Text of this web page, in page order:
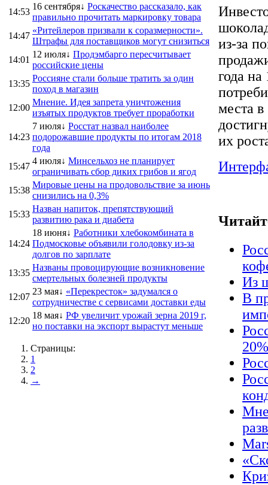
14:53
16 сентября↓ Роскачество рассказало, как
правильно прочитать маркировку товара
14:47
«Ритейлеров призвали к соразмерности».
Штрафы для поставщиков могут снизиться
14:01
12 июля↓ Продэмбарго пересчитывает
российские цены
13:35
Россияне стали больше тратить за один
поход в магазин
12:00
Мнение. Идея запрета уничтожения
изъятых продуктов требует проработки
14:23
7 июля↓ Росстат назвал наиболее
подорожавшие продукты по итогам 2018
года
15:47
4 июля↓ Минсельхоз не планирует
ограничивать сбор диких грибов и ягод
15:38
Мировые цены на продовольствие за июнь
снизились на 0,3%
15:33
Назван напиток, препятствующий
развитию рака и диабета
14:24
18 июня↓ Работники хлебокомбината в
Подмосковье объявили голодовку из-за
долгов по зарплате
13:35
Названы провоцирующие возникновение
смертельных болезней продукты
12:07
23 мая↓ «Перекресток» задумался о
сотрудничестве с сервисами доставки еды
12:20
18 мая↓ РФ увеличит урожай зерна 2019 г,
но поставки на экспорт вырастут меньше
Страницы:
1
2
→
из-за
года
места
их
Из
В
20%